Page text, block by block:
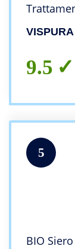
500-700
VISPURA
9.5
5
BIO